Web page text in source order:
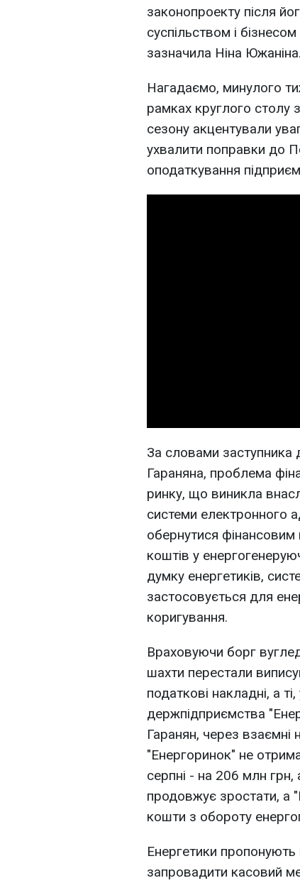
законопроекту після
суспільством і
зазначила Ніна Южаніна.
Нагадаємо, минулого
рамках круглого
сезону акцентували
ухвалити поправки до
оподаткування
За словами
Гараняна, проблема
ринку, що виникла
системи електронного
обернутися фінансовим
коштів у
думку енергетиків,
застосовується для
коригування.
Враховуючи борг
шахти перестали
податкові накладні, а
держпідприємства
Гаранян, через взаємні
"Енергоринок" не
серпні - на 206 млн
продовжує зростати, а
кошти з обороту
Енергетики
запровадити касовий